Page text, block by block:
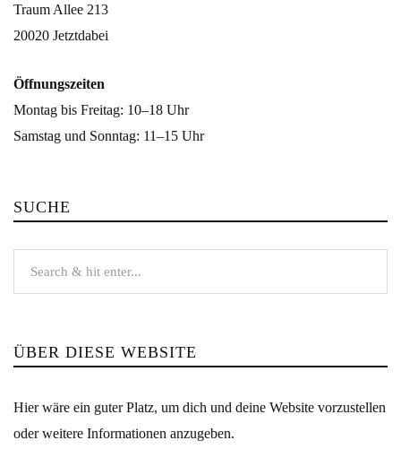
Traum Allee 213
20020 Jetztdabei
Öffnungszeiten
Montag bis Freitag: 10–18 Uhr
Samstag und Sonntag: 11–15 Uhr
SUCHE
ÜBER DIESE WEBSITE
Hier wäre ein guter Platz, um dich und deine Website vorzustellen
oder weitere Informationen anzugeben.